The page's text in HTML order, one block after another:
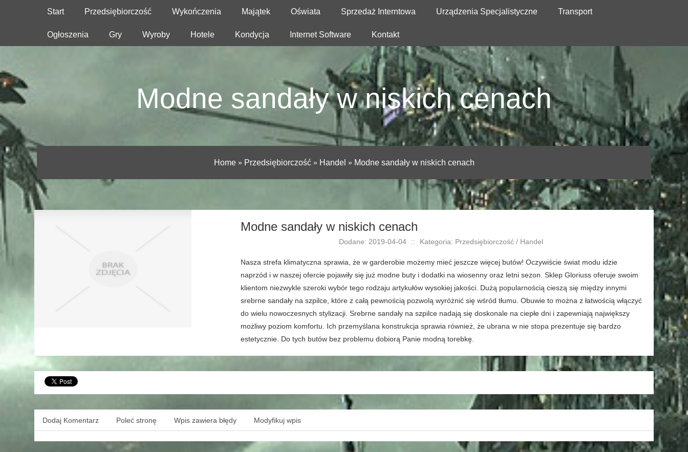
Start Przedsiębiorczość Wykończenia Majątek Oświata Sprzedaż Interntowa Urządzenia Specjalistyczne Transport
Ogłoszenia Gry Wyroby Hotele Kondycja Internet Software Kontakt
Modne sandały w niskich cenach
Home» Przedsiębiorczość» Handel » Modne sandały w niskich cenach
Modne sandały w niskich cenach
Dodane: 2019-04-04 :: Kategoria: Przedsiębiorczość / Handel
Nasza strefa klimatyczna sprawia, że w garderobie możemy mieć jeszcze więcej butów! Oczywiście świat modu idzie
naprzód i w naszej ofercie pojawiły się już modne buty i dodatki na wiosenny oraz letni sezon. Sklep Gloriuss oferuje swoim
klientom niezwykle szeroki wybór tego rodzaju artykułów wysokiej jakości. Dużą popularnością cieszą się między innymi
srebrne sandały na szpilce, które z całą pewnością pozwolą wyróżnić się wśród tłumu. Obuwie to można z łatwością włączyć
do wielu nowoczesnych stylizacji. Srebrne sandały na szpilce nadają się doskonale na ciepłe dni i zapewniają największy
możliwy poziom komfortu. Ich przemyślana konstrukcja sprawia również, że ubrana w nie stopa prezentuje się bardzo
estetycznie. Do tych butów bez problemu dobiorą Panie modną torebkę.
Dodaj Komentarz Poleć stronę Wpis zawiera błędy Modyfikuj wpis